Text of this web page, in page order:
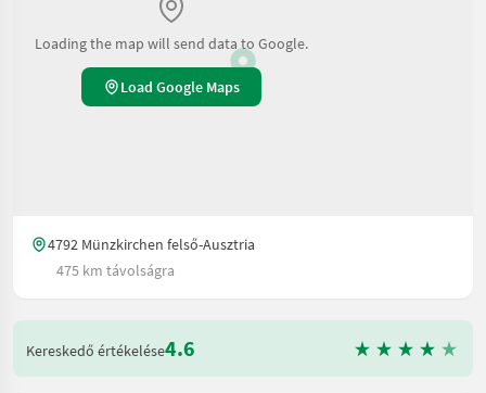
Loading the map will send data to Google.
Load Google Maps
4792 Münzkirchen felső-Ausztria
475 km távolságra
Kereskedő értékelése4.6